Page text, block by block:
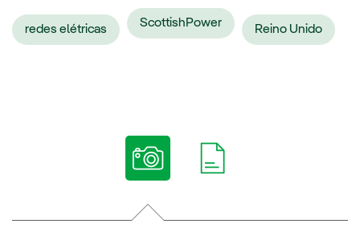
redes elétricas ScottishPower Reino Unido